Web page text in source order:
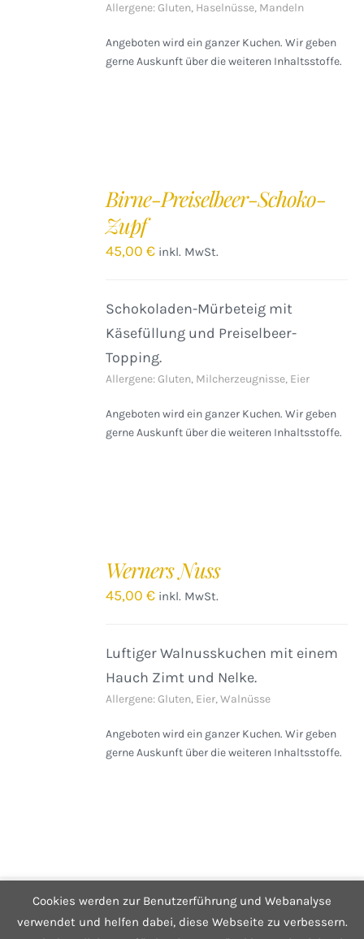
Allergene: Gluten, Haselnüsse, Mandeln
Angeboten wird ein ganzer Kuchen. Wir geben
gerne Auskunft über die weiteren Inhaltsstoffe.
Birne-Preiselbeer-Schoko-
Zupf
45,00€ inkl. MwSt.
Schokoladen-Mürbeteig mit
Käsefüllung und Preiselbeer-
Topping.
Allergene: Gluten, Milcherzeugnisse, Eier
Angeboten wird ein ganzer Kuchen. Wir geben
gerne Auskunft über die weiteren Inhaltsstoffe.
Werners Nuss
45,00€ inkl. MwSt.
Luftiger Walnusskuchen mit einem
Hauch Zimt und Nelke.
Allergene: Gluten, Eier, Walnüsse
Angeboten wird ein ganzer Kuchen. Wir geben
gerne Auskunft über die weiteren Inhaltsstoffe.
© Copyright 2025 Café Hüftgold - Genuss ohne Reue
Kontakt| Impressum| Datenschutzerklärung|Infos zum Shop
Cookies werden zur Benutzerführung und Webanalyse
verwendet und helfen dabei, diese Webseite zu verbessern.